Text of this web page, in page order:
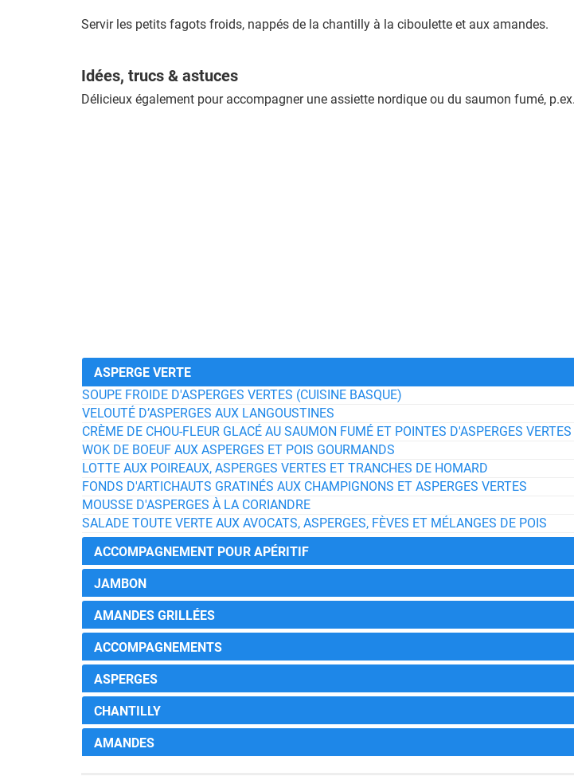
Servir les petits fagots froids, nappés de la chantilly à la ciboulette et aux amandes.
Idées, trucs & astuces
Délicieux également pour accompagner une assiette nordique ou du saumon fumé, p.ex.
ASPERGE VERTE
SOUPE FROIDE D'ASPERGES VERTES (CUISINE BASQUE)
VELOUTÉ D’ASPERGES AUX LANGOUSTINES
CRÈME DE CHOU-FLEUR GLACÉ AU SAUMON FUMÉ ET POINTES D'ASPERGES VERTES
WOK DE BOEUF AUX ASPERGES ET POIS GOURMANDS
LOTTE AUX POIREAUX, ASPERGES VERTES ET TRANCHES DE HOMARD
FONDS D'ARTICHAUTS GRATINÉS AUX CHAMPIGNONS ET ASPERGES VERTES
MOUSSE D'ASPERGES À LA CORIANDRE
SALADE TOUTE VERTE AUX AVOCATS, ASPERGES, FÈVES ET MÉLANGES DE POIS
ACCOMPAGNEMENT POUR APÉRITIF
JAMBON
AMANDES GRILLÉES
ACCOMPAGNEMENTS
ASPERGES
CHANTILLY
AMANDES